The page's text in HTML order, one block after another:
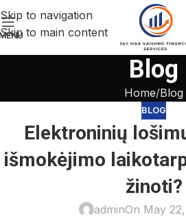
Skip to navigation
Skip to main content
Blog
Home Blog
BLOG
Elektroninių
išmokėjimo
žinoti?
adminOn May